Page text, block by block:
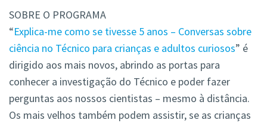
SOBRE O PROGRAMA
“Explica-me como se tivesse 5 anos – Conversas sobre
ciência no Técnico para crianças e adultos curiosos” é
dirigido aos mais novos, abrindo as portas para
conhecer a investigação do Técnico e poder fazer
perguntas aos nossos cientistas – mesmo à distância.
Os mais velhos também podem assistir, se as crianças